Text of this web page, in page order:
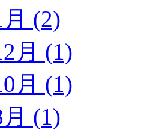
(2)
月 (1)
月 (1)
(1)